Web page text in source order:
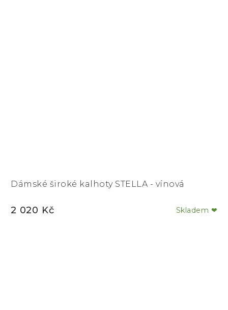
Dámské široké kalhoty STELLA - vínová
Skladem ❤
2 020 Kč